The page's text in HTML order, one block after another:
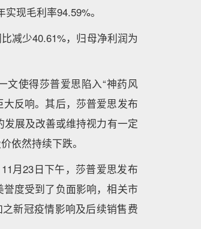
现毛利率94.59%。
减少40.61%，归母净利润为
文使得莎普爱思陷入“神药风
反响。其后，莎普爱思发布
展及改善或维持视力有一定
依然持续下跌。
月23日下午，莎普爱思发布
度受到了负面影响，相关市
新冠疫情影响及后续销售费